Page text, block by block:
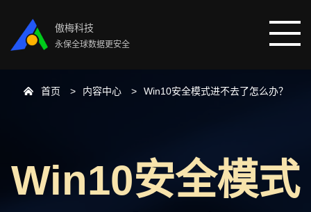
傲梅科技
永保全球数据更安全
首页
数据恢复
首页 内容中心 Win10安全模式进不去了怎么办？
Win10安全模式